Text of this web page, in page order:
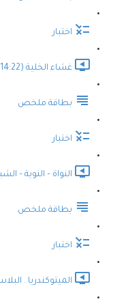
اختبار
غشاء الخلية (14:22)
بطاقة ملخص
اختبار
النواة – النوية –
بطاقة ملخص
اختبار
الميتوكندريا .